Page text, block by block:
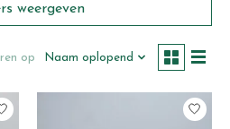
weergeven
op Naam oplopend